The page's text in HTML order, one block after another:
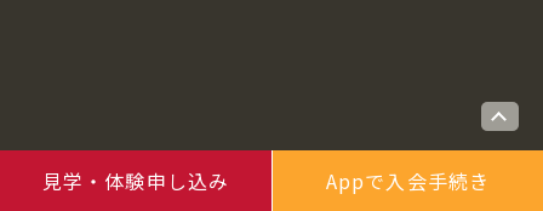
見学・体験申し込み Appで入会手続き